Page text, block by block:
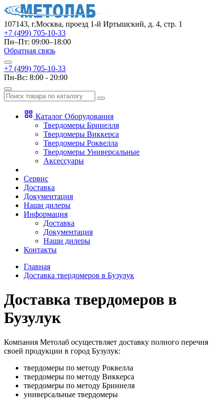
107143, г.Москва, проезд 1-й Иртышский, д. 4, стр. 1
+7 (499) 705-10-33
Пн–Пт: 09:00–18:00
Обратная связь
+7 (499) 705-10-33
Пн-Вс: 8:00 - 20:00
Каталог Оборудования
Твердомеры Бринелля
Твердомеры Виккерса
Твердомеры Роквелла
Твердомеры Универсальные
Аксессуары
Сервис
Доставка
Документация
Наши дилеры
Информация
Доставка
Документация
Наши дилеры
Контакты
Главная
Доставка твердомеров в Бузулук
Доставка твердомеров в
Бузулук
Компания Метолаб осуществляет доставку полного перечня
своей продукции в город Бузулук:
твердомеры по методу Роквелла
твердомеры по методу Виккерса
твердомеры по методу Бриннеля
универсальные твердомеры